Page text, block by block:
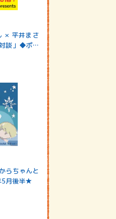
× 平井まさ
談」◆ポッ
らちゃんと
月後半★